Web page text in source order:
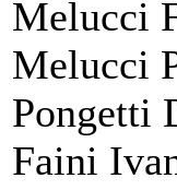
Melucci
Melucci
Faini